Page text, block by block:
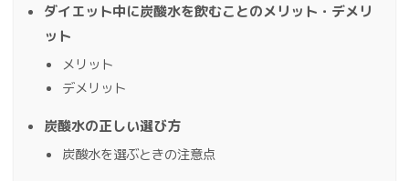
ダイエット中に炭酸水を飲むことのメリット・デメリ
ット
メリット
デメリット
炭酸水の正しい選び方
炭酸水を選ぶときの注意点